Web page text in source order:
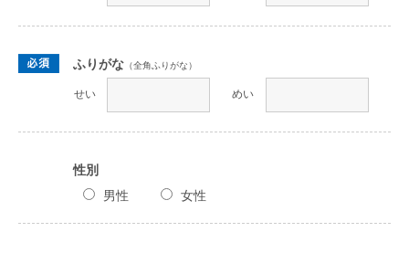
ふりがな （全角ふりがな）
せい めい
性別
男性
女性